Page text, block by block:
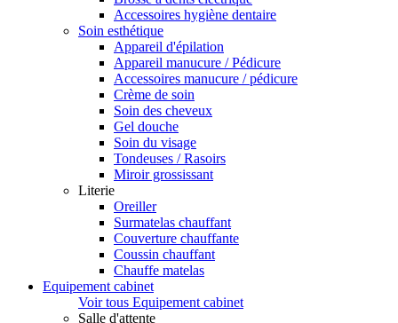
Accessoires hygiène dentaire
Soin esthétique
Appareil d'épilation
Appareil manucure / Pédicure
Accessoires manucure / pédicure
Crème de soin
Soin des cheveux
Gel douche
Soin du visage
Tondeuses / Rasoirs
Miroir grossissant
Literie
Oreiller
Surmatelas chauffant
Couverture chauffante
Coussin chauffant
Chauffe matelas
Equipement cabinet
Voir tous Equipement cabinet
Salle d'attente